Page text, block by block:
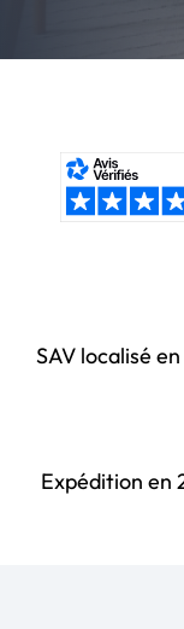
SAV localisé
Expédition en